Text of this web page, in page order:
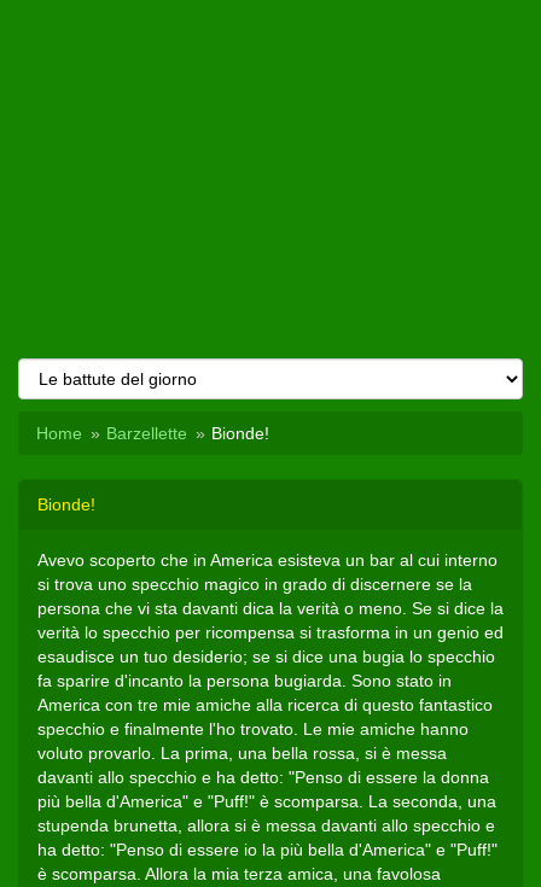
Home Barzellette Bionde!
Bionde!
Avevo scoperto che in America esisteva un bar al cui interno
si trova uno specchio magico in grado di discernere se la
persona che vi sta davanti dica la verità o meno. Se si dice la
verità lo specchio per ricompensa si trasforma in un genio ed
esaudisce un tuo desiderio; se si dice una bugia lo specchio
fa sparire d'incanto la persona bugiarda. Sono stato in
America con tre mie amiche alla ricerca di questo fantastico
specchio e finalmente l'ho trovato. Le mie amiche hanno
voluto provarlo. La prima, una bella rossa, si è messa
davanti allo specchio e ha detto: "Penso di essere la donna
più bella d'America" e "Puff!" è scomparsa. La seconda, una
stupenda brunetta, allora si è messa davanti allo specchio e
ha detto: "Penso di essere io la più bella d'America" e "Puff!"
è scomparsa. Allora la mia terza amica, una favolosa